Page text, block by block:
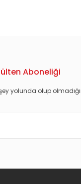
Aboneliği
yolunda olup